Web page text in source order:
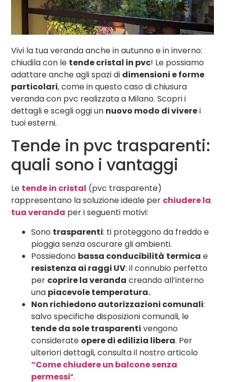
Vivi la tua veranda anche in autunno e in inverno:
chiudila con le tende cristal in pvc! Le possiamo
adattare anche agli spazi di dimensioni e forme
particolari, come in questo caso di chiusura
veranda con pvc realizzata a Milano. Scopri i
dettagli e scegli oggi un nuovo modo di viverei
tuoi esterni.
Tende in pvc trasparenti:
quali sono i vantaggi
Le tende in cristal (pvc trasparente)
rappresentano la soluzione ideale per chiudere la
tua veranda per i seguenti motivi:
Sono trasparenti: ti proteggono da freddo e
pioggia senza oscurare gli ambienti.
Possiedono bassa conducibilità termica e
resistenza ai raggi UV: il connubio perfetto
per coprire la veranda creando all’interno
una piacevole temperatura.
Non richiedono autorizzazioni comunali:
salvo specifiche disposizioni comunali, le
tende da sole trasparenti vengono
considerate opere di edilizia libera. Per
ulteriori dettagli, consulta il nostro articolo
“Come chiudere un balcone senza
permessi“.